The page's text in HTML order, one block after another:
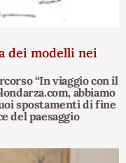
dei modelli nei
“In viaggio con il
abbiamo
spostamenti di fine
del paesaggio